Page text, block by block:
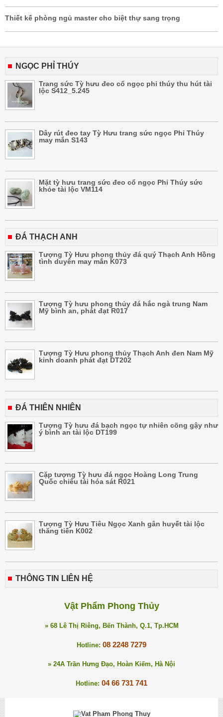
Thiết kế phòng ngủ master cho biệt thự sang trọng
NGỌC PHỈ THÚY
Trang sức Tỳ hưu đeo cổ ngọc phỉ thúy thu hút tài
lộc S412_5.245
Dây rút đeo tay Tỳ Hưu trang sức ngọc Phỉ Thúy
may mắn S143
Mặt tỳ hưu trang sức đeo cổ ngọc Phỉ Thúy sức
khỏe tài lộc VM114
ĐÁ THẠCH ANH
Tượng Tỳ Hưu phong thủy đá quý Thạch Anh Hồng
tình duyên may mắn K073
Tượng Tỳ hưu phong thủy đá hắc ngà trung Nam
Mỹ bình an, phát đạt R017
Tượng Tỳ Hưu phong thủy Thạch Anh đen Nam Mỹ
kinh doanh phát đạt DT202
ĐÁ THIÊN NHIÊN
Tượng Tỳ hưu đá bạch ngọc tự nhiên cõng gậy như
ý bình an tài lộc DT199
Cặp tượng Tỳ hưu đá ngọc Hoàng Long Trung
Quốc chiêu tài hóa sát R021
Tượng Tỳ Hưu Tiêu Ngọc Xanh gân huyết tài lộc
thăng tiến K002
THÔNG TIN LIÊN HỆ
Vật Phẩm Phong Thủy
» 68 Lê Thị Riêng, Bến Thành, Q.1, Tp.HCM
Hotline: 08 2248 7279
» 24A Trần Hưng Đạo, Hoàn Kiếm, Hà Nội
Hotline: 04 66 731 741